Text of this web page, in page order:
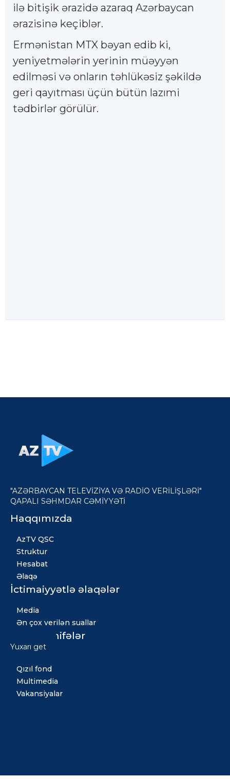
ilə bitişik ərazidə azaraq Azərbaycan
ərazisinə keçiblər.
Ermənistan MTX bəyan edib ki,
yeniyetmələrin yerinin müəyyən
edilməsi və onların təhlükəsiz şəkildə
geri qayıtması üçün bütün lazımi
tədbirlər görülür.
"AZƏRBAYCAN TELEVİZİYA VƏ RADİO VERİLİŞLƏRİ"
QAPALI SƏHMDAR CƏMİYYƏTİ
Haqqımızda
AzTV QSC
Struktur
Hesabat
Əlaqə
İctimaiyyətlə əlaqələr
Media
Ən çox verilən suallar
Digər səhifələr
Qızıl fond
Multimedia
Vakansiyalar
Yuxarı get